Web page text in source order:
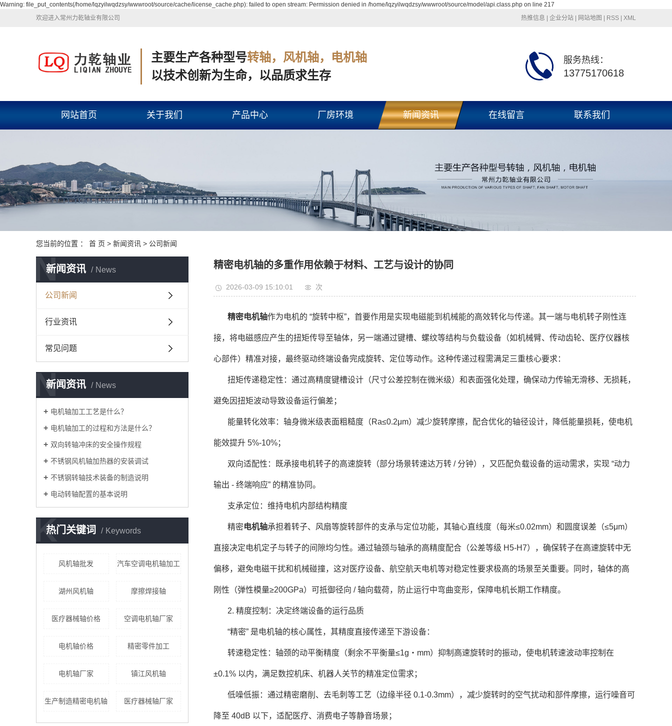
Warning: file_put_contents(/home/lqzyilwqdzsy/wwwroot/source/cache/license_cache.php): failed to open stream: Permission denied in /home/lqzyilwqdzsy/wwwroot/source/model/api.class.php on line 217
欢迎进入常州力乾轴业有限公司
热推信息 企业分站 网站地图 RSS XML
主要生产各种型号转轴，风机轴，电机轴
以技术创新为生命，以品质求生存
服务热线：
13775170618
网站首页 关于我们 产品中心 厂房环境 新闻资讯 在线留言 联系我们
您当前的位置 ： 首 页 > 新闻资讯 > 公司新闻
新闻资讯 News
N
公司新闻
行业资讯
常见问题
新闻资讯 News
N
电机轴加工工艺是什么？
电机轴加工的过程和方法是什么？
双向转轴冲床的安全操作规程
不锈钢风机轴加热器的安装调试
不锈钢转轴技术装备的制造说明
电动转轴配置的基本说明
热门关键词 Keywords
K
风机轴批发 汽车空调电机轴加工
湖州风机轴 摩擦焊接轴
医疗器械轴价格 空调电机轴厂家
电机轴价格 精密零件加工
电机轴厂家 镇江风机轴
生产制造精密电机轴 医疗器械轴厂家
精密电机轴的多重作用依赖于材料、工艺与设计的协同
2026-03-09 15:10:01 次
精密电机轴作为电机的 “旋转中枢”，首要作用是实现电磁能到机械能的高效转化与传递。其一端与电机转子刚性连
接，将电磁感应产生的扭矩传导至轴体，另一端通过键槽、螺纹等结构与负载设备（如机械臂、传动齿轮、医疗仪器核
心部件）精准对接，最终驱动终端设备完成旋转、定位等动作。这种传递过程需满足三重核心要求：
扭矩传递稳定性：通过高精度键槽设计（尺寸公差控制在微米级）和表面强化处理，确保动力传输无滑移、无损耗，
避免因扭矩波动导致设备运行偏差；
能量转化效率：轴身微米级表面粗糙度（Ra≤0.2μm）减少旋转摩擦，配合优化的轴径设计，降低能量损耗，使电机
能效提升 5%-10%；
双向适配性：既承接电机转子的高速旋转（部分场景转速达万转 / 分钟），又匹配负载设备的运动需求，实现 “动力
输出 - 终端响应” 的精准协同。
支承定位：维持电机内部结构精度
精密电机轴承担着转子、风扇等旋转部件的支承与定位功能，其轴心直线度（每米≤0.02mm）和圆度误差（≤5μm）
直接决定电机定子与转子的间隙均匀性。通过轴颈与轴承的高精度配合（公差等级 H5-H7），确保转子在高速旋转中无
偏移，避免电磁干扰和机械碰撞，这对医疗设备、航空航天电机等对稳定性要求极高的场景至关重要。同时，轴体的高
刚性（弹性模量≥200GPa）可抵御径向 / 轴向载荷，防止运行中弯曲变形，保障电机长期工作精度。
2. 精度控制：决定终端设备的运行品质
“精密” 是电机轴的核心属性，其精度直接传递至下游设备：
转速稳定性：轴颈的动平衡精度（剩余不平衡量≤1g・mm）抑制高速旋转时的振动，使电机转速波动率控制在
±0.1% 以内，满足数控机床、机器人关节的精准定位需求；
低噪低振：通过精密磨削、去毛刺等工艺（边缘半径 0.1-0.3mm），减少旋转时的空气扰动和部件摩擦，运行噪音可
降至 40dB 以下，适配医疗、消费电子等静音场景；